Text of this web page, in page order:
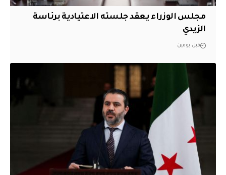
مجلس الوزراء يعقد جلسته الاعتيادية برئاسة
الزيدي
قبل يومين